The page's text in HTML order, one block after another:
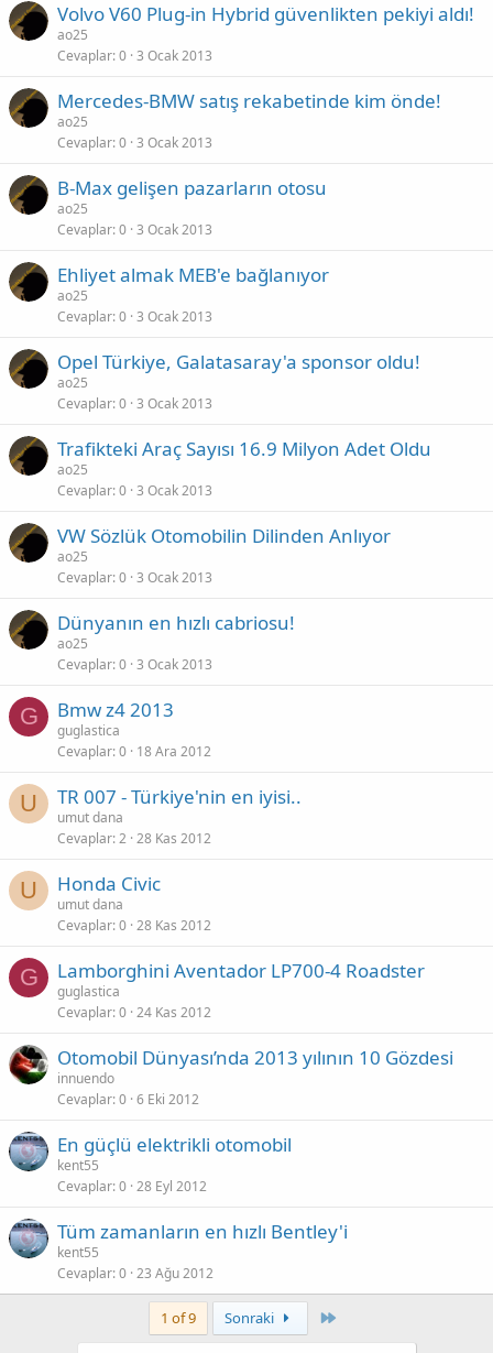
Volvo V60 Plug-in Hybrid güvenlikten pekiyi aldı!
ao25
Cevaplar 0 3 Ocak 2013
Mercedes-BMW satış rekabetinde kim önde!
ao25
Cevaplar 0 3 Ocak 2013
B-Max gelişen pazarların otosu
ao25
Cevaplar 0 3 Ocak 2013
Ehliyet almak MEB'e bağlanıyor
ao25
Cevaplar 0 3 Ocak 2013
Opel Türkiye, Galatasaray'a sponsor oldu!
ao25
Cevaplar 0 3 Ocak 2013
Trafikteki Araç Sayısı 16.9 Milyon Adet Oldu
ao25
Cevaplar 0 3 Ocak 2013
VW Sözlük Otomobilin Dilinden Anlıyor
ao25
Cevaplar 0 3 Ocak 2013
Dünyanın en hızlı cabriosu!
ao25
Cevaplar 0 3 Ocak 2013
G Bmw z4 2013
guglastica
Cevaplar 0 18 Ara 2012
U TR 007 - Türkiye'nin en iyisi..
umut dana
Cevaplar 2 28 Kas 2012
U Honda Civic
umut dana
Cevaplar 0 28 Kas 2012
G Lamborghini Aventador LP700-4 Roadster
guglastica
Cevaplar 0 24 Kas 2012
Otomobil Dünyası’nda 2013 yılının 10 Gözdesi
innuendo
Cevaplar 0 6 Eki 2012
En güçlü elektrikli otomobil
kent55
Cevaplar 0 28 Eyl 2012
Tüm zamanların en hızlı Bentley'i
kent55
Cevaplar 0 23 Ağu 2012
1 of 9 Sonraki